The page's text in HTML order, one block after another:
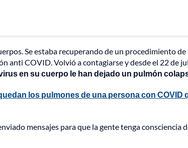
Se estaba recuperando de un procedimiento
anti COVID. Volvió a contagiarse y desde el 22 de
en su cuerpo le han dejado un pulmón
los pulmones de una persona con COVID
mensajes para que la gente tenga consciencia